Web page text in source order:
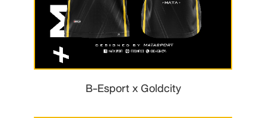
B-Esport x Goldcity